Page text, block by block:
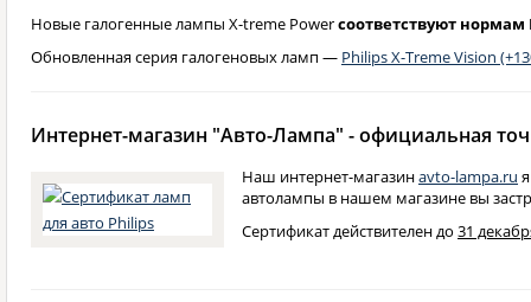
Новые галогенные лампы X-treme Powerсоответствуют нормам
Обновленная серия галогеновых ламп — Philips X-Treme Vision
Интернет-магазин "Авто-Лампа" - официальная
Наш интернет-магазинavto-lampa.ru
автолампы в нашем магазине вы
Сертификат действителен до 31